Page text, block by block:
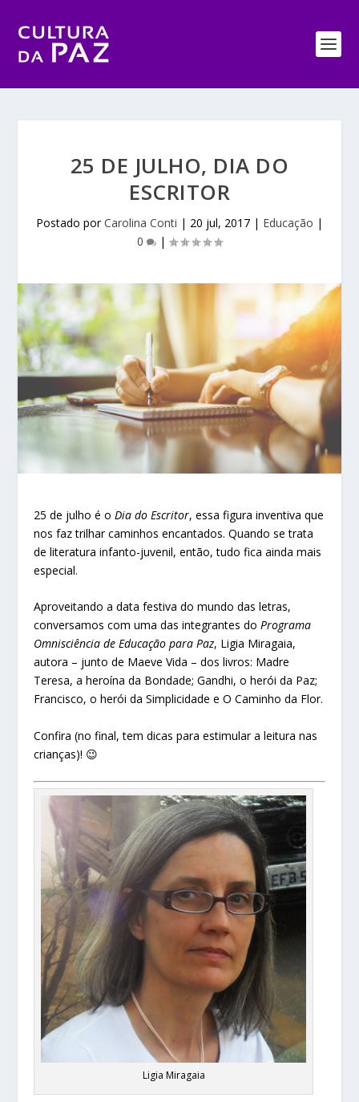
25 DE JULHO, DIA DO
ESCRITOR
Postado porCarolina Conti | 20 jul, 2017 | Educação |
0
|
25 de julho é oDia do Escritor, essa figura inventiva que
nos faz trilhar caminhos encantados. Quando se trata
de literatura infanto-juvenil, então, tudo fica ainda mais
especial.
Aproveitando a data festiva do mundo das letras,
conversamos com uma das integrantes doPrograma
Omnisciência de Educação para Paz, Ligia Miragaia,
autora – junto de Maeve Vida – dos livros: Madre
Teresa, a heroína da Bondade; Gandhi, o herói da Paz;
Francisco, o herói da Simplicidade e O Caminho da Flor.
Confira (no final, tem dicas para estimular a leitura nas
crianças)! 😉
Ligia Miragaia